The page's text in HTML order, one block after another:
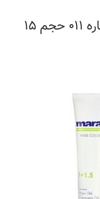
واریاسیون مارال شماره 011 حجم 15